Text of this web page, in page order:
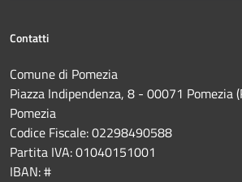
Contatti
Comune di Pomezia
Piazza Indipendenza, 8 - 00071 Pomezia
Pomezia
Codice Fiscale: 02298490588
Partita IVA: 01040151001
IBAN: #